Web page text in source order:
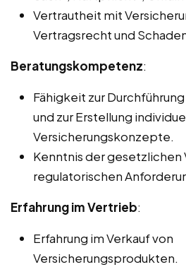
Vertrautheit mit
Vertragsrecht und
Beratungskompetenz:
Fähigkeit zur
und zur Erstellung
Versicherungskonzepte.
Kenntnis der gesetzlichen
regulatorischen
Erfahrung im Vertrieb:
Erfahrung im Verkauf von
Versicherungsprodukten.